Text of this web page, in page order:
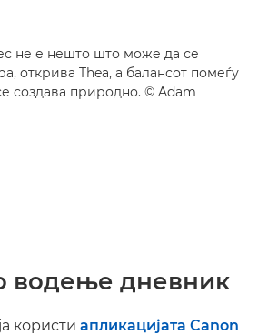
не е нешто што може да се
открива Thea, а балансот помеѓу
создава природно. © Adam
водење дневник
користи апликацијата Canon